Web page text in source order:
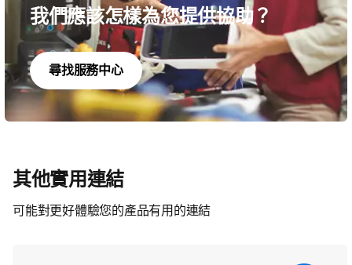
我們應該怎樣為您提供協助？
尋找服務中心
其他實用連結
可能對更好體驗您的產品有用的連結